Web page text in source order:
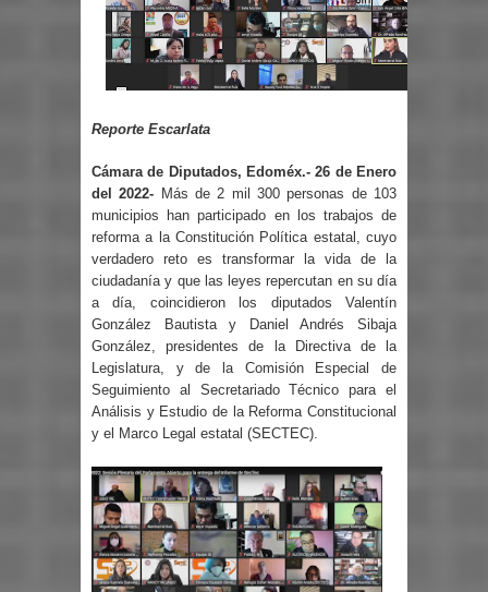
Reporte Escarlata
Cámara de Diputados, Edoméx.- 26 de Enero
del 2022- Más de 2 mil 300 personas de 103
municipios han participado en los trabajos de
reforma a la Constitución Política estatal, cuyo
verdadero reto es transformar la vida de la
ciudadanía y que las leyes repercutan en su día
a día, coincidieron los diputados Valentín
González Bautista y Daniel Andrés Sibaja
González, presidentes de la Directiva de la
Legislatura, y de la Comisión Especial de
Seguimiento al Secretariado Técnico para el
Análisis y Estudio de la Reforma Constitucional
y el Marco Legal estatal (SECTEC).